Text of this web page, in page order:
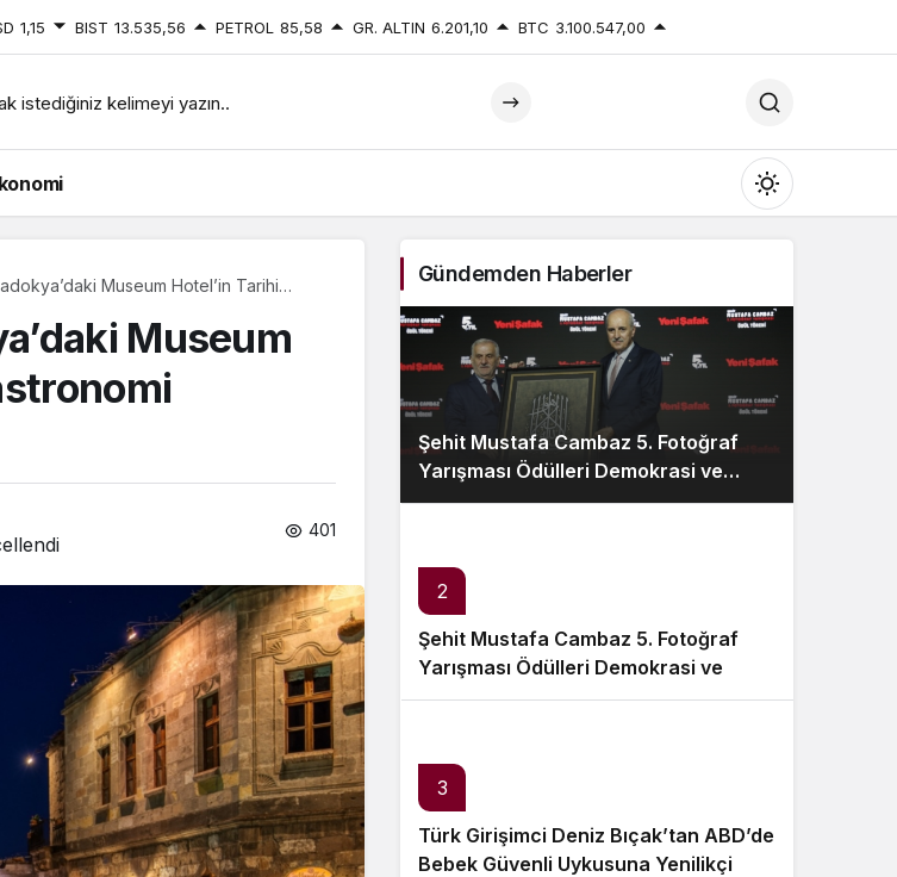
1,15 BIST 13.535,56 PETROL 85,58 GR. ALTIN 6.201,10 BTC 3.100.547,00
istediğiniz kelimeyi yazın..
Mod
değiştir
Gündüz Modu
Gündüz modunu seçin.
Gece Modu
Museum Hotel’in Tarihi
Museum
401
Gündemden Haberler
Şehit Mustafa Cambaz 5. Fotoğraf
Yarışması Ödülleri Demokrasi ve
Özgürlükler Adası’nda Sahiplerini
2
Şehit Mustafa Cambaz 5. Fotoğraf
Yarışması Ödülleri Demokrasi ve
Özgürlükler Adası’nda Sahiplerini
3
Türk Girişimci Deniz Bıçak’tan ABD’de
Bebek Güvenli Uykusuna Yenilikçi